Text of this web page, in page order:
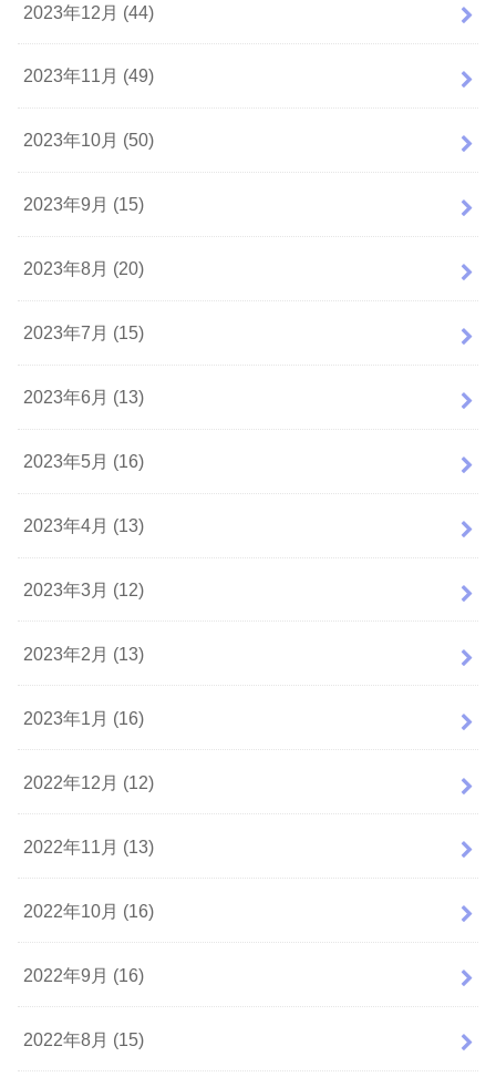
2023年12月 (44)
2023年11月 (49)
2023年10月 (50)
2023年9月 (15)
2023年8月 (20)
2023年7月 (15)
2023年6月 (13)
2023年5月 (16)
2023年4月 (13)
2023年3月 (12)
2023年2月 (13)
2023年1月 (16)
2022年12月 (12)
2022年11月 (13)
2022年10月 (16)
2022年9月 (16)
2022年8月 (15)